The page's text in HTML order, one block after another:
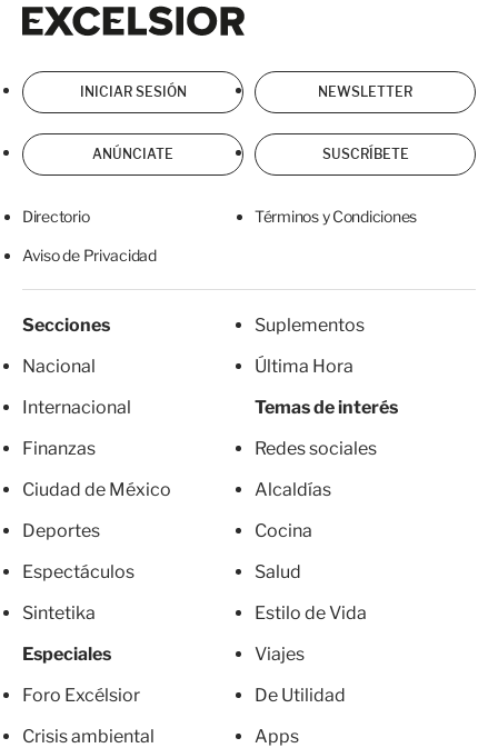
INICIAR SESIÓN NEWSLETTER
ANÚNCIATE SUSCRÍBETE
Directorio Términos y Condiciones
Aviso de Privacidad
Secciones
Nacional
Internacional
Finanzas
Ciudad de México
Deportes
Espectáculos
Sintetika
Especiales
Foro Excélsior
Crisis ambiental
Suplementos
Última Hora
Temas de interés
Redes sociales
Alcaldías
Cocina
Salud
Estilo de Vida
Viajes
De Utilidad
Apps